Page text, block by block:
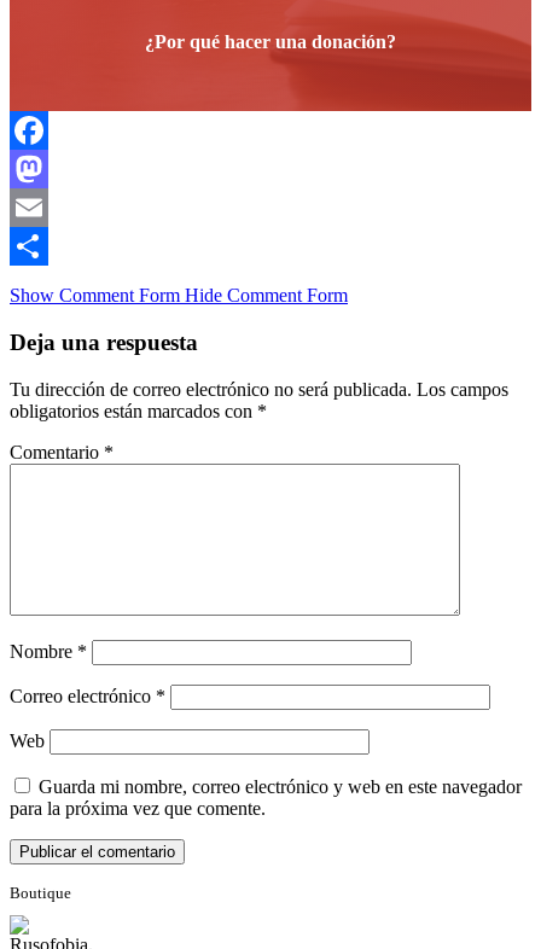
¿Por qué hacer una donación?
Facebook
Mastodon
Email
Compartir
Show Comment Form Hide Comment Form
Deja una respuesta
Tu dirección de correo electrónico no será publicada. Los campos
obligatorios están marcados con *
Comentario *
Nombre *
Correo electrónico *
Web
Guarda mi nombre, correo electrónico y web en este navegador
para la próxima vez que comente.
Boutique